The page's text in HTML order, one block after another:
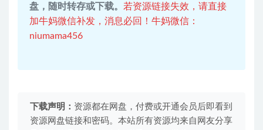
盘，随时转存或下载。 若资源链接失效，请直接
加牛妈微信补发，消息必回！牛妈微信：
niumama456
下载声明： 资源都在网盘，付费或开通会员后即看到
资源网盘链接和密码。本站所有资源均来自网友分享